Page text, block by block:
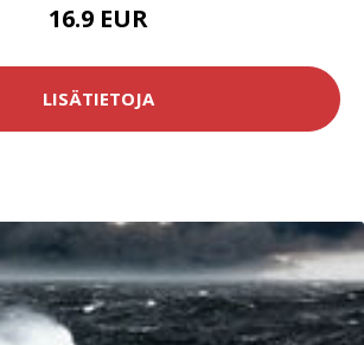
16.9 EUR
LISÄTIETOJA